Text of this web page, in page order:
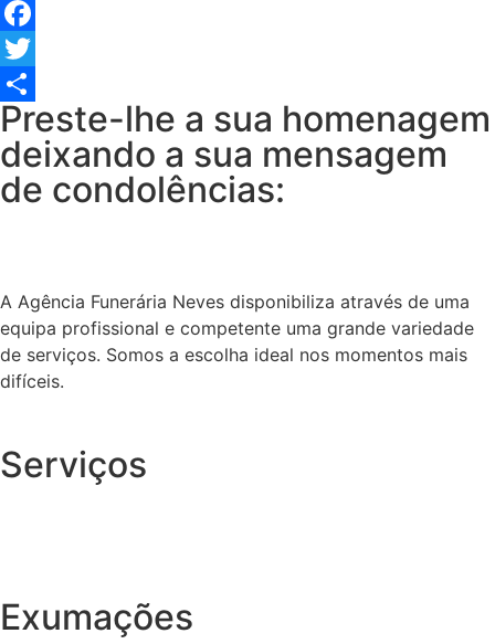
Facebook
Twitter
Share
Preste-lhe a sua homenagem
deixando a sua mensagem
de condolências:
A Agência Funerária Neves disponibiliza através de uma
equipa profissional e competente uma grande variedade
de serviços. Somos a escolha ideal nos momentos mais
difíceis.
Serviços
Exumações